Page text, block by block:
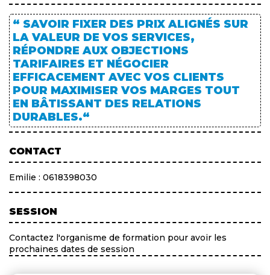
“ SAVOIR FIXER DES PRIX ALIGNÉS SUR
LA VALEUR DE VOS SERVICES,
RÉPONDRE AUX OBJECTIONS
TARIFAIRES ET NÉGOCIER
EFFICACEMENT AVEC VOS CLIENTS
POUR MAXIMISER VOS MARGES TOUT
EN BÂTISSANT DES RELATIONS
DURABLES.“
CONTACT
Emilie : 0618398030
SESSION
Contactez l'organisme de formation pour avoir les
prochaines dates de session